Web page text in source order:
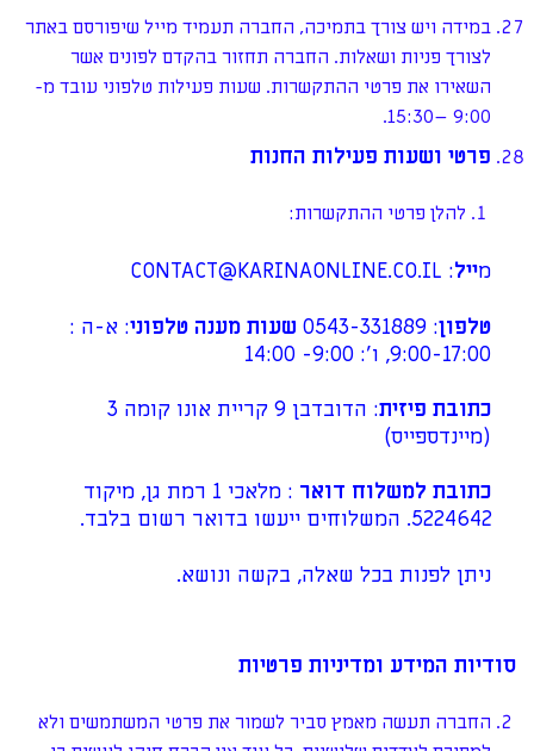
במידה ויש צורך בתמיכה, החברה תעמיד מייל שיפורסם באתר
לצורך פניות ושאלות. החברה תחזור בהקדם לפונים אשר
השאירו את פרטי ההתקשרות. שעות פעילות טלפוני עובד מ-
9:00 –15:30.
פרטי ושעות פעילות החנות
להלן פרטי ההתקשרות:
מייל:
CONTACT@KARINAONLINE.CO.IL
טלפון: 0543-331889 שעות מענה טלפוני: א-ה :
9:00-17:00, ו': 9:00- 14:00
כתובת פיזית
: הדובדבן 9 קריית אונו קומה 3
(מיינדספייס)
כתובת למשלוח דואר
: מלאכי 1 רמת גן, מיקוד
5224642. המשלוחים ייעשו בדואר רשום בלבד.
ניתן לפנות בכל שאלה, בקשה ונושא.
סודיות המידע ומדיניות פרטיות
החברה תעשה מאמץ סביר לשמור את פרטי המשתמשים ולא